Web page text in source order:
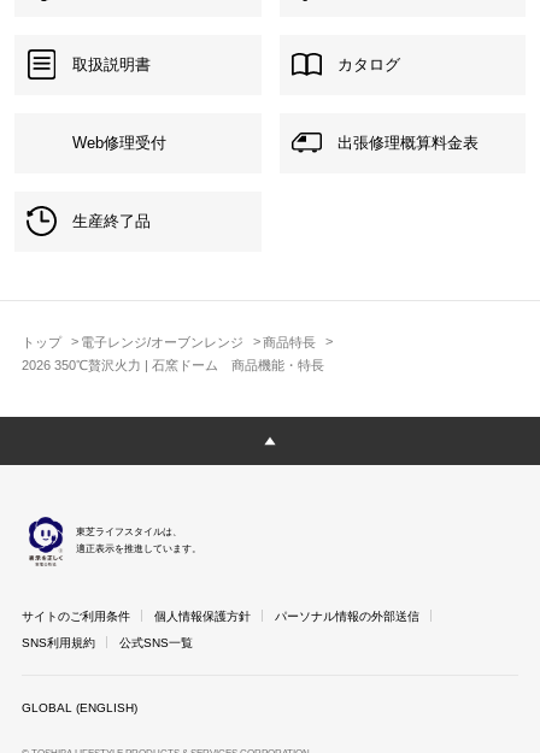
トップ 電子レンジ/オーブンレンジ
商品特長
2026 350℃贅沢火力 | 石窯ドーム 商品機能・特長
取扱説明書 カタログ
Web修理受付 出張修理概算料金表
生産終了品
東芝ライフスタイルは、
適正表示を推進しています。
サイトのご利用条件 個人情報保護方針
パーソナル情報の外部送信
SNS利用規約
公式SNS一覧
GLOBAL (ENGLISH)